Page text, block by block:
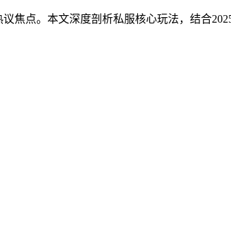
焦点。本文深度剖析私服核心玩法，结合